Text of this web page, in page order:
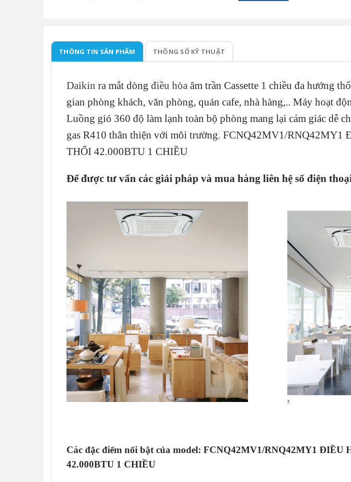
THÔNG TIN SẢN PHẨM THÔNG SỐ KỸ THUẬT
Daikin ra mắt dòng điều hòa âm trần Cassette 1 chiều đa hướng
gian phòng khách, văn phòng, quán cafe, nhà hàng,.. Máy hoạt
Luồng gió 360 độ làm lạnh toàn bộ phòng mang lại cảm giác dễ
gas R410 thân thiện với môi trường. FCNQ42MV1/
THỔI 42.000BTU 1 CHIỀU
Để được tư vấn các giải pháp và mua hàng liên hệ số điện
Các đặc điểm nổi bật của model: FCNQ42MV1/RNQ42MY1
42.000BTU 1 CHIỀU